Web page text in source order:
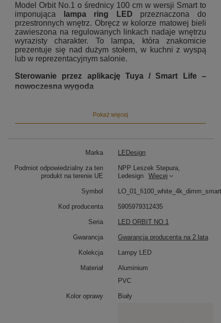
Model Orbit No.1 o średnicy 100 cm w wersji Smart to
imponująca
lampa ring LED przeznaczona do
przestronnych wnętrz. Obręcz w kolorze matowej bieli
zawieszona na regulowanych linkach nadaje wnętrzu
wyrazisty charakter. To lampa, która znakomicie
prezentuje się nad dużym stołem, w kuchni z wyspą
lub w reprezentacyjnym salonie.
Sterowanie przez aplikację Tuya / Smart Life –
nowoczesna wygoda
zyskujesz zdalną kontrolę nad oświetleniem z
Włączanie i wyłączanie światła
Tworzenie scen i harmonogramów
Sterowanie głosowe z Alexa i Google Assistant
Lampa LED do dużych wnętrz
sprawdzi się jako:
Lampa LED nad duży stół– imponujący efekt
Lampa sufitowa do otwartej kuchni–
ponadczasowy styl i technologia
Lampa do przestronnego salonu
dekoracyjny punkt świetlny
Technologia LED i komfort użytkowania
Taśma LED SMD2835 emituje
Pokaż więcej
Marka LEDesign
Podmiot odpowiedzialny za ten
produkt na terenie UE
NPP Leszek Stepura,
Ledesign
Więcej
Symbol LO_01_fi100_white_4k_dimm_smart
Kod producenta 5905979312435
Seria LED ORBIT NO.1
Gwarancja Gwarancja producenta na 2 lata
Kolekcja Lampy LED
Materiał
Aluminium
PVC
Kolor oprawy Biały